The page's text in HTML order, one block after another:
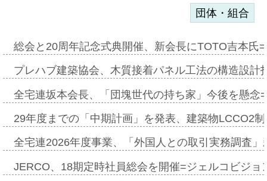
団体・組合
総会と20周年記念式典開催、新会長にTOTO吉本氏
プレハブ建築協会、木質接着パネル工法の構造設
全宅連坂本会長、「団塊世代の持ち家」今後を懸
29年度までの「中期計画」を発表、建築物LCCO2
全宅連2026年度事業、「外国人との取引実務調査
JERCO、18期定時社員総会を開催=ジェルコビジ